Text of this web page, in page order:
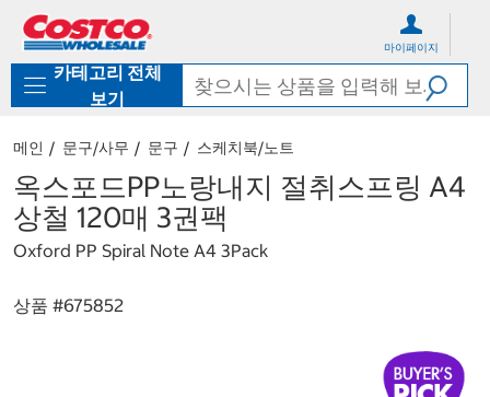
로
기
가
마이페이지
카테고리 전체
보기
메인 문구/사무 문구 스케치북/노트
옥스포드PP노랑내지 절취스프링 A4
상철 120매 3권팩
Oxford PP Spiral Note A4 3Pack
상품 #675852